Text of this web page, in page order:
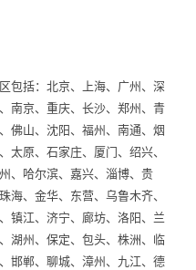
包括：北京、上海、广州、深
南京、重庆、长沙、郑州、青
佛山、沈阳、福州、南通、烟
太原、石家庄、厦门、绍兴、
、哈尔滨、嘉兴、淄博、贵
海、金华、东营、乌鲁木齐、
镇江、济宁、廊坊、洛阳、兰
湖州、保定、包头、株洲、临
邯郸、聊城、漳州、九江、德